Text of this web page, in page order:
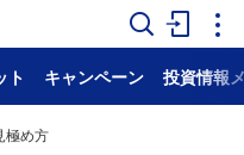
ト キャンペーン 投資情報
極め方